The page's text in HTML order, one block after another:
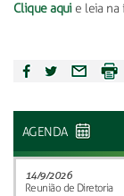
Clique aquie leia na
AGENDA
14/9/2026
Reunião de Diretoria